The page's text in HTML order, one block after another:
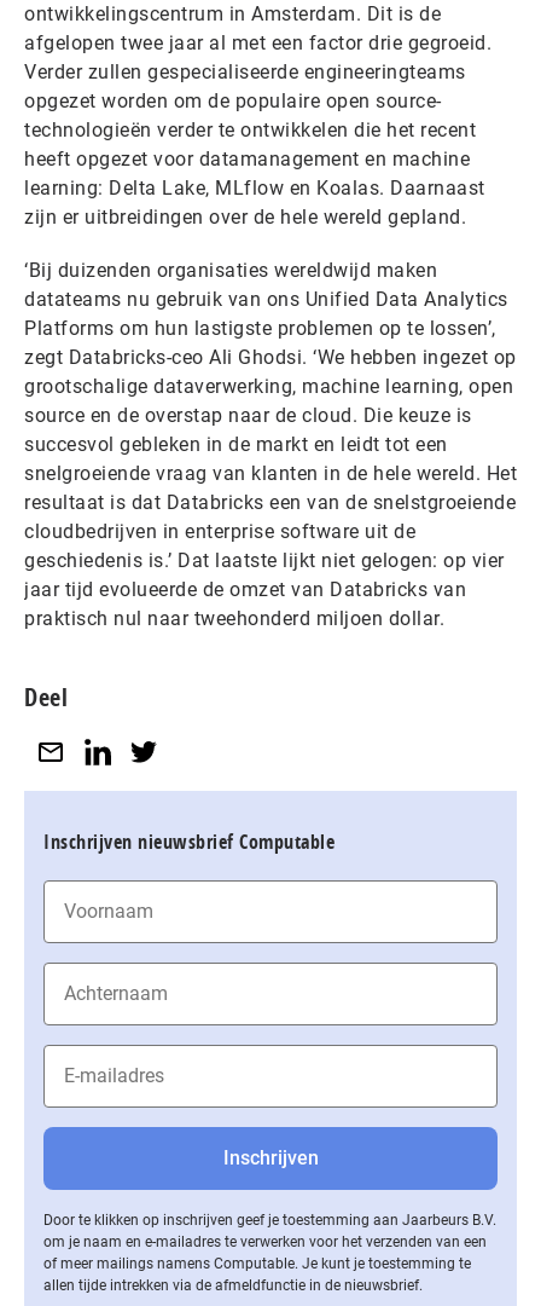
ontwikkelingscentrum in Amsterdam. Dit is de
afgelopen twee jaar al met een factor drie gegroeid.
Verder zullen gespecialiseerde engineeringteams
opgezet worden om de populaire open source-
technologieën verder te ontwikkelen die het recent
heeft opgezet voor datamanagement en machine
learning: Delta Lake, MLflow en Koalas. Daarnaast
zijn er uitbreidingen over de hele wereld gepland.
‘Bij duizenden organisaties wereldwijd maken
datateams nu gebruik van ons Unified Data Analytics
Platforms om hun lastigste problemen op te lossen’,
zegt Databricks-ceo Ali Ghodsi. ‘We hebben ingezet op
grootschalige dataverwerking, machine learning, open
source en de overstap naar de cloud. Die keuze is
succesvol gebleken in de markt en leidt tot een
snelgroeiende vraag van klanten in de hele wereld. Het
resultaat is dat Databricks een van de snelstgroeiende
cloudbedrijven in enterprise software uit de
geschiedenis is.’ Dat laatste lijkt niet gelogen: op vier
jaar tijd evolueerde de omzet van Databricks van
praktisch nul naar tweehonderd miljoen dollar.
Deel
Inschrijven nieuwsbrief Computable
Door te klikken op inschrijven geef je toestemming aan Jaarbeurs B.V.
om je naam en e-mailadres te verwerken voor het verzenden van een
of meer mailings namens Computable. Je kunt je toestemming te
allen tijde intrekken via de af­meld­func­tie in de nieuwsbrief.